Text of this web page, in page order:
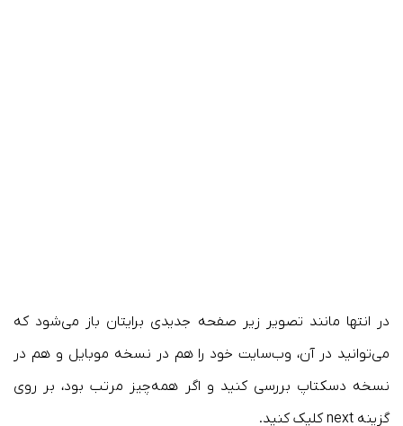
در انتها مانند تصویر زیر صفحه جدیدی برایتان باز می‌شود که
می‌توانید در آن، وب‌سایت خود را هم در نسخه موبایل و هم در
نسخه دسکتاپ بررسی کنید و اگر همه‌چیز مرتب بود، بر روی
گزینه next کلیک کنید.